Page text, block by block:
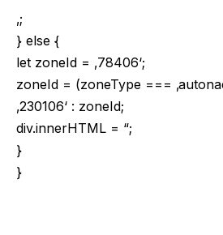
‚;
} else {
let zoneId = ‚78406‘;
zoneId = (zoneType ===
‚230106‘ : zoneId;
div.innerHTML = “;
}
}